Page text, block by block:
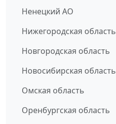
Ненецкий АО
Нижегородская область
Новгородская область
Новосибирская область
Омская область
Оренбургская область